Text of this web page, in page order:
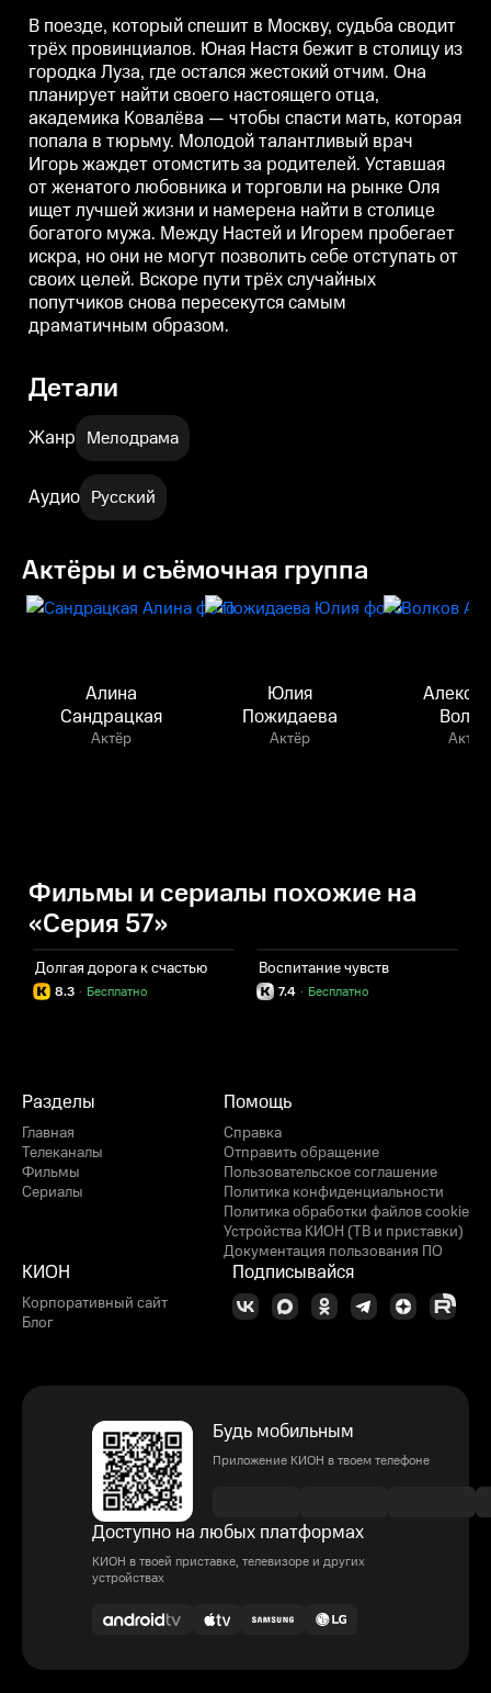
врач Игорь жаждет отомстить за
родителей. Уставшая от
женатого любовника и торговли
на рынке Оля ищет лучшей
жизни и намерена найти в
столице богатого мужа. Между
Настей и Игорем пробегает
искра, но они не могут
позволить себе отступать от
своих целей. Вскоре пути трёх
случайных попутчиков снова
пересекутся самым
драматичным образом.
врач Игорь жаждет отомстить за
родителей. Уставшая от
женатого любовника и торговли
на рынке Оля ищет лучшей
столице богатого мужа. Между
Настей и Игорем пробегает
искра, но они не могут
позволить себе отступать от
своих целей. Вскоре пути трёх
случайных попутчиков снова
пересекутся самым
драматичным образом.
В поезде, который спешит в Москву, судьба сводит
трёх провинциалов. Юная Настя бежит в столицу из
городка Луза, где остался жестокий отчим. Она
планирует найти своего настоящего отца,
академика Ковалёва — чтобы спасти мать, которая
попала в тюрьму. Молодой талантливый врач
Игорь жаждет отомстить за родителей. Уставшая
от женатого любовника и торговли на рынке Оля
ищет лучшей жизни и намерена найти в столице
богатого мужа. Между Настей и Игорем пробегает
искра, но они не могут позволить себе отступать от
своих целей. Вскоре пути трёх случайных
попутчиков снова пересекутся самым
драматичным образом.
Детали
Жанр Мелодрама
Аудио Русский
Актёры и съёмочная группа
Алина
Сандрацкая
Актёр
Юлия
Пожидаева
Актёр Актёр
Фильмы и сериалы похожие на
«Серия 57»
Долгая дорога к счастью
8.3 Бесплатно
·
Воспитание чувств
7.4 Бесплатно
·
Разделы
Главная
Телеканалы
Фильмы
Сериалы
Помощь
Справка
Отправить обращение
Пользовательское соглашение
Политика конфиденциальности
Политика обработки файлов cookie
Устройства КИОН (ТВ и приставки)
Документация пользования ПО
КИОН
Корпоративный сайт
Блог
Подписывайся
Будь мобильным
Приложение КИОН в твоем телефоне
Доступно на любых платформах
КИОН в твоей приставке, телевизоре и других
устройствах